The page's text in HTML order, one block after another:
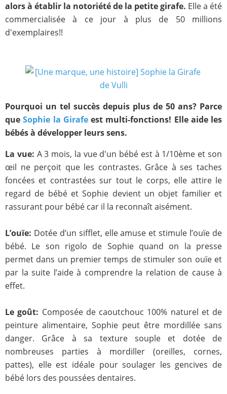
alors à établir la notoriété de la petite girafe. Elle a été
commercialisée à ce jour à plus de 50 millions
d'exemplaires!!
Pourquoi un tel succès depuis plus de 50 ans? Parce
queSophie la Girafeest multi-fonctions! Elle aide les
bébés à développer leurs sens.
La vue: A 3 mois, la vue d'un bébé est à 1/10ème et son
œil ne perçoit que les contrastes. Grâce à ses taches
foncées et contrastées sur tout le corps, elle attire le
regard de bébé et Sophie devient un objet familier et
rassurant pour bébé car il la reconnaît aisément.
L’ouïe: Dotée d’un sifflet, elle amuse et stimule l’ouïe de
bébé. Le son rigolo de Sophie quand on la presse
permet dans un premier temps de stimuler son ouïe et
par la suite l’aide à comprendre la relation de cause à
effet.
Le goût: Composée de caoutchouc 100% naturel et de
peinture alimentaire, Sophie peut être mordillée sans
danger. Grâce à sa texture souple et dotée de
nombreuses parties à mordiller (oreilles, cornes,
pattes), elle est idéale pour soulager les gencives de
bébé lors des poussées dentaires.